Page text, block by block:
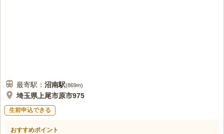
最寄駅： 沼南駅(869m)
埼玉県上尾市原市975
生前申込できる
おすすめポイント